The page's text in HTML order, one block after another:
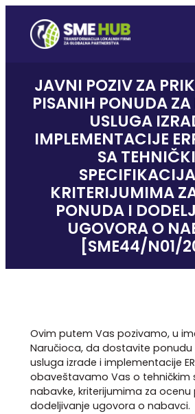
JAVNI POZIV ZA
PISANIH PONUDA
USLUGA
IMPLEMENTACIJE
SA
KRITERIJUMIMA
PONUDA I
UGOVORA O
[SME44/N01/
Ovim putem Vas pozivamo, u
Naručioca, da dostavite ponudu
usluga izrade i implementacije
obaveštavamo Vas o tehničkim
nabavke, kriterijumima za ocenu
dodeljivanje ugovora o nabavci.